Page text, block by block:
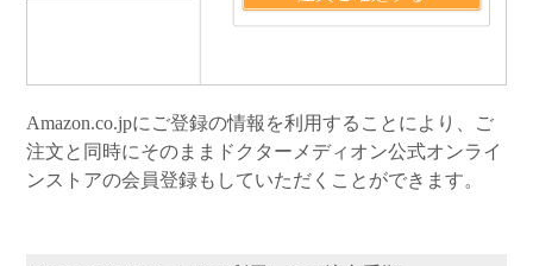
Amazon.co.jpにご登録の情報を利用することにより、ご
注文と同時にそのままドクターメディオン公式オンライ
ンストアの会員登録もしていただくことができます。